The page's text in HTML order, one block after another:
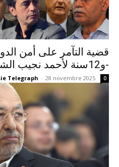
قضية التآمر على أمن
و12سنة لأحمد نجيب الشابي – تحيين-
Telegraph - 28 novembre 2025 0